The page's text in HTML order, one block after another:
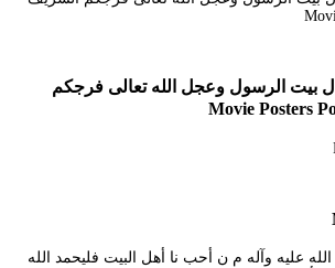
بيت الرسول وعجل الله تعالى فرجكم